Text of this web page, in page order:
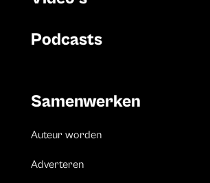
Podcasts
Samenwerken
Auteur worden
Adverteren